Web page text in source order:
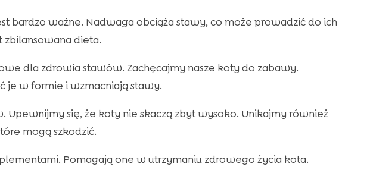
bardzo ważne. Nadwaga obciąża stawy, co może prowadzić do ich
zbilansowana dieta.
dla zdrowia stawów. Zachęcajmy nasze koty do zabawy.
je w formie i wzmacniają stawy.
Upewnijmy się, że koty nie skaczą zbyt wysoko. Unikajmy również
mogą szkodzić.
Pomagają one w utrzymaniu zdrowego życia kota.